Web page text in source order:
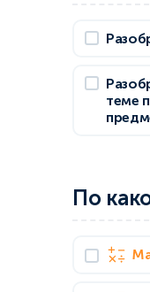
теме
По